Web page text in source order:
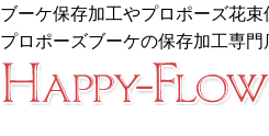
ブーケ保存加工やプロポーズ花
プロポーズブーケの保存加工専門